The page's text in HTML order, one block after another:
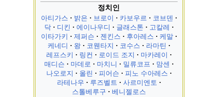
정치인
아티가스 밝은 브로이 카보우르
코브덴
닥
디킨 에이나우디 글래스톤
고칼레
이타가키
제퍼슨 젠킨스 후아레스
케말
케네디
왕 코웬타지 코수스
라마틴
레프스키
링컨 로이드 조지
마카레이
매디슨
마데로 마치니 밀류코프
맘센
나오로지
올린 피어슨
피노 수아레스
라테나우
루즈벨트
사르미엔토
스톨베루구
베니젤로스